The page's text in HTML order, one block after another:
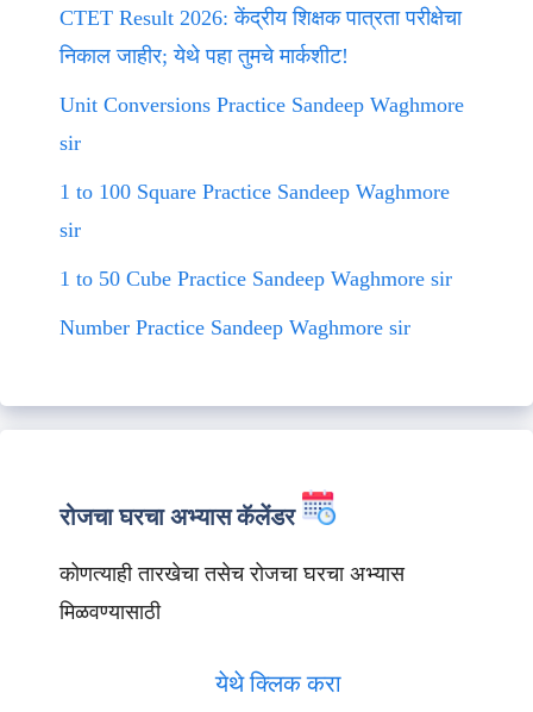
CTET Result 2026: केंद्रीय शिक्षक पात्रता परीक्षेचा
निकाल जाहीर; येथे पहा तुमचे मार्कशीट!
Unit Conversions Practice Sandeep Waghmore
sir
1 to 100 Square Practice Sandeep Waghmore
sir
1 to 50 Cube Practice Sandeep Waghmore sir
Number Practice Sandeep Waghmore sir
रोजचा घरचा अभ्यास कॅलेंडर
कोणत्याही तारखेचा तसेच रोजचा घरचा अभ्यास
मिळवण्यासाठी
येथे क्लिक करा